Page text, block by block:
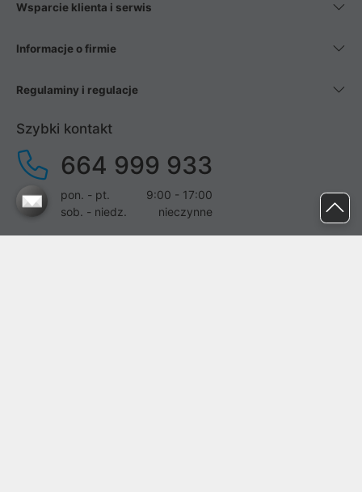
Wsparcie klienta i serwis
Informacje o firmie
Regulaminy i regulacje
Szybki kontakt
664 999 933
pon. - pt.
9:00 - 17:00
sob. - niedz.
nieczynne